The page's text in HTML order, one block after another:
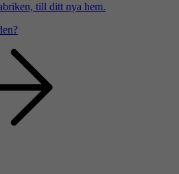
till ditt nya hem.